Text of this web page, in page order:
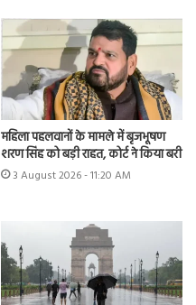
महिला पहलवानों के मामले में बृजभूषण
शरण सिंह को बड़ी राहत, कोर्ट ने किया बरी
3 August 2026 - 11:20 AM